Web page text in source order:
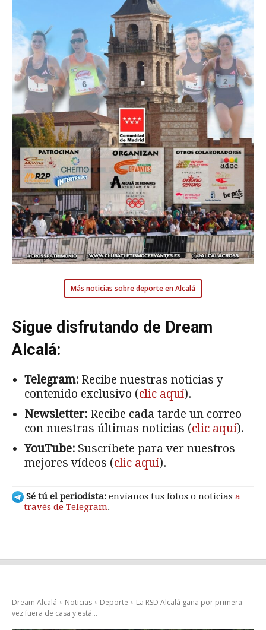
Más noticias sobre deporte en Alcalá
Sigue disfrutando de Dream
Alcalá:
Telegram: Recibe nuestras noticias y
contenido exclusivo (clic aquí).
Newsletter: Recibe cada tarde un correo
con nuestras últimas noticias (clic aquí).
YouTube: Suscríbete para ver nuestros
mejores vídeos (clic aquí).
Sé tú el periodista: envíanos tus fotos o noticias a
través de Telegram.